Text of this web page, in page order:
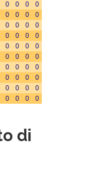
0 0 0
0
0 0 0
0
0 0 0
0
0 0 0
0
0 0 0
0
0 0 0
0
0 0 0
0
0 0 0
0
0 0 0
0
0 0 0 0
di